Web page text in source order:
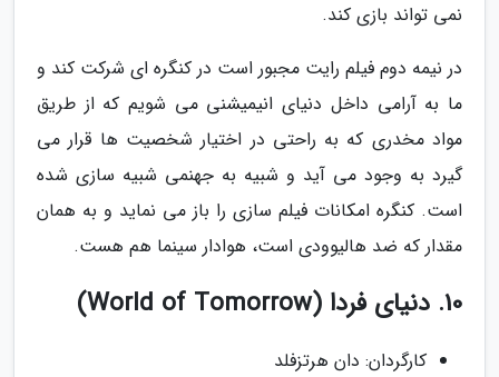
نمی تواند بازی کند.
در نیمه دوم فیلم رایت مجبور است در کنگره ای شرکت کند و
ما به آرامی داخل دنیای انیمیشنی می شویم که از طریق
مواد مخدری که به راحتی در اختیار شخصیت ها قرار می
گیرد به وجود می آید و شبیه به جهنمی شبیه سازی شده
است. کنگره امکانات فیلم سازی را باز می نماید و به همان
مقدار که ضد هالیوودی است، هوادار سینما هم هست.
10. دنیای فردا (World of Tomorrow)
کارگردان: دان هرتزفلد